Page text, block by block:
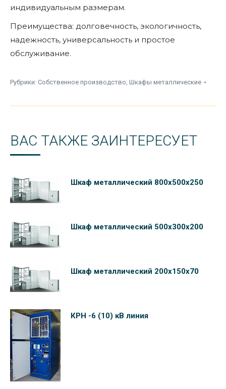
индивидуальным размерам.
Преимущества: долговечность, экологичность,
надежность, универсальность и простое
обслуживание.
Рубрики: Собственное производство, Шкафы металлические
ВАС ТАКЖЕ ЗАИНТЕРЕСУЕТ
Шкаф металлический 800х500х250
Шкаф металлический 500х300х200
Шкаф металлический 200х150х70
КРН -6 (10) кВ линия